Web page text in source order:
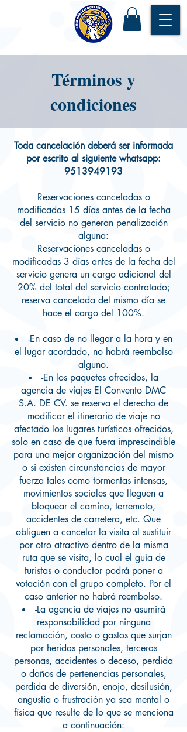
Términos y
condiciones
Toda cancelación deberá ser informada
por escrito al siguiente whatsapp:
9513949193
Reservaciones canceladas o
modificadas 15 días antes de la fecha
del servicio no generan penalización
alguna:
Reservaciones canceladas o
modificadas 3 días antes de la fecha del
servicio genera un cargo adicional del
20% del total del servicio contratado;
reserva cancelada del mismo día se
hace el cargo del 100%.
-En caso de no llegar a la hora y en
el lugar acordado, no habrá reembolso
alguno.
-En los paquetes ofrecidos, la
agencia de viajes El Convento DMC
S.A. DE CV. se reserva el derecho de
modificar el itinerario de viaje no
afectado los lugares turísticos ofrecidos,
solo en caso de que fuera imprescindible
para una mejor organización del mismo
o si existen circunstancias de mayor
fuerza tales como tormentas intensas,
movimientos sociales que lleguen a
bloquear el camino, terremoto,
accidentes de carretera, etc. Que
obliguen a cancelar la visita al sustituir
por otro atractivo dentro de la misma
ruta que se visita, lo cual el guía de
turistas o conductor podrá poner a
votación con el grupo completo. Por el
caso anterior no habrá reembolso.
-La agencia de viajes no asumirá
responsabilidad por ninguna
reclamación, costo o gastos que surjan
por heridas personales, terceras
personas, accidentes o deceso, perdida
o daños de pertenencias personales,
perdida de diversión, enojo, desilusión,
angustia o frustración ya sea mental o
física que resulte de lo que se menciona
a continuación: